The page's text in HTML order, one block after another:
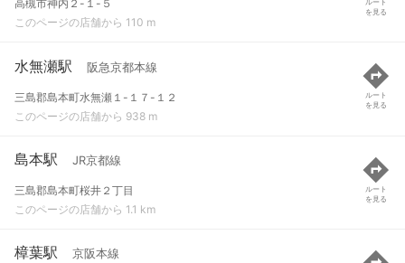
高槻市神内２-１-５
このページの店舗から 110 m
を見る
水無瀬駅 阪急京都本線
三島郡島本町水無瀬１-１７-１２
このページの店舗から 938 m
ルート
を見る
島本駅 JR京都線
三島郡島本町桜井２丁目
このページの店舗から 1.1 km
ルート
を見る
樟葉駅 京阪本線